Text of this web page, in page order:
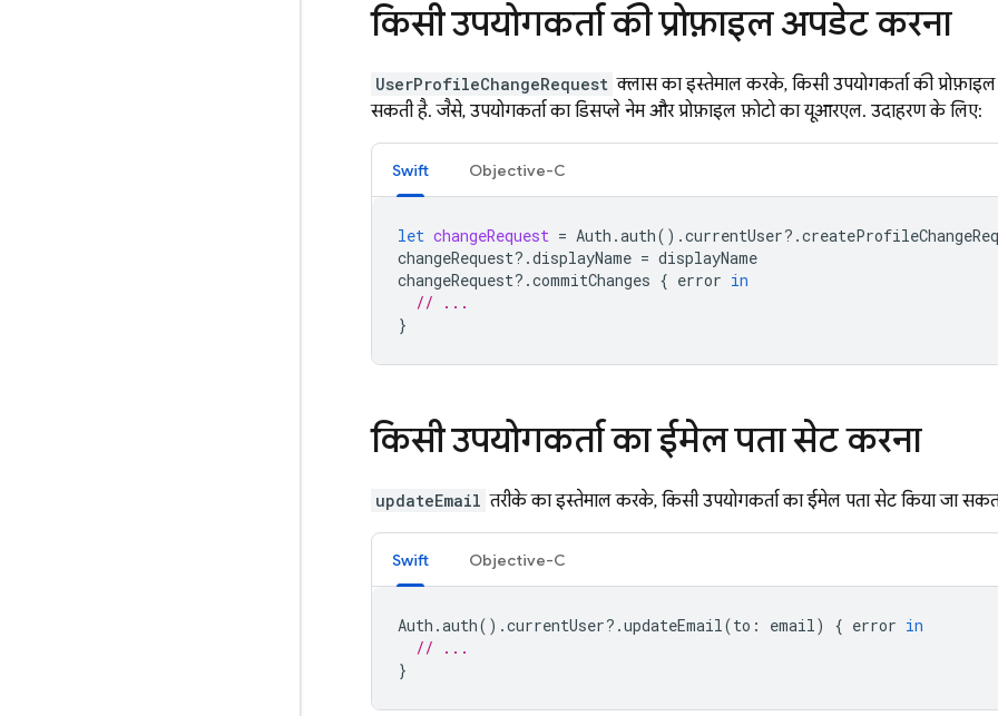
किसी उपयोगकर्ता की प्रोफ़ाइल अपडेट करना
UserProfileChangeRequest क्लास का इस्तेमाल करके, किसी उपयोगकर्ता की
सकती है. जैसे, उपयोगकर्ता का डिसप्ले नेम और प्रोफ़ाइल फ़ोटो का यूआरएल. उदाहरण के लिए:
Swift Objective-C
let changeRequest = Auth .auth().currentUser?.
changeRequest?.displayName = displayName
changeRequest?.commitChanges { error in
// ...
}
किसी उपयोगकर्ता का ईमेल पता सेट करना
updateEmail तरीके का इस्तेमाल करके, किसी उपयोगकर्ता का ईमेल पता सेट किया जा
Swift Objective-C
Auth .auth().currentUser?.updateEmail(to : email) { error in
// ...
}